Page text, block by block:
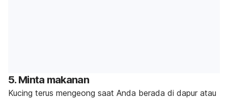
5. Minta makanan
Kucing terus mengeong saat Anda berada di dapur atau